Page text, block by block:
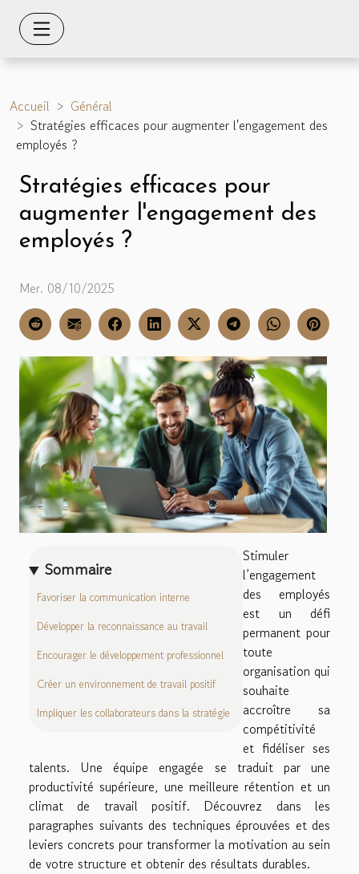
Accueil
Général
Stratégies efficaces pour augmenter l'engagement des
employés ?
Stratégies efficaces pour
augmenter l'engagement des
employés ?
Mer. 08/10/2025
Sommaire
Favoriser la communication interne
Développer la reconnaissance au travail
Encourager le développement professionnel
Créer un environnement de travail positif
Impliquer les collaborateurs dans la stratégie
Stimuler
l’engagement
des employés
est un défi
permanent pour
toute
organisation qui
souhaite
accroître sa
compétitivité
et fidéliser ses
talents. Une équipe engagée se traduit par une
productivité supérieure, une meilleure rétention et un
climat de travail positif. Découvrez dans les
paragraphes suivants des techniques éprouvées et des
leviers concrets pour transformer la motivation au sein
de votre structure et obtenir des résultats durables.